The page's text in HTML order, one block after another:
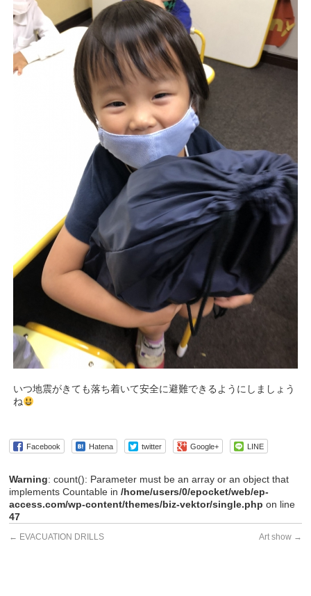
いつ地震がきても落ち着いて安全に避難できるようにしましょう
ね
Facebook Hatena twitter Google+ LINE
Warning: count(): Parameter must be an array or an object that
implements Countable in/home/users/0/epocket/web/ep-
access.com/wp-content/themes/biz-vektor/single.php on line
47
← EVACUATION DRILLS Art show →